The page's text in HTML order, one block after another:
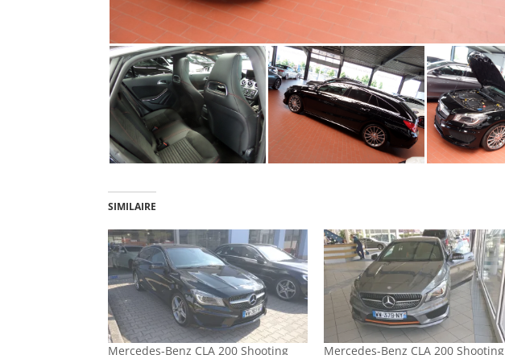
SIMILAIRE
Mercedes-Benz CLA 200 Shooting Mercedes-Benz CLA 200 Shooting